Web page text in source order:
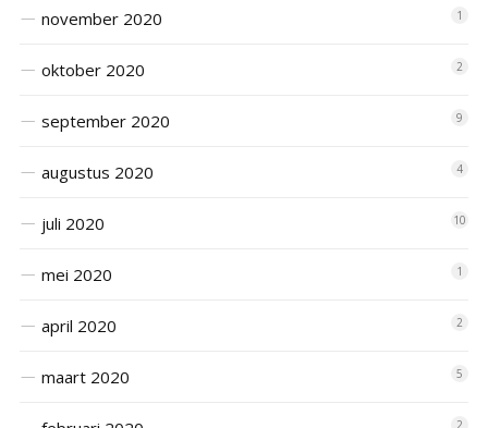
november 2020 1
oktober 2020 2
september 2020 9
augustus 2020 4
juli 2020 10
mei 2020 1
april 2020 2
maart 2020 5
2